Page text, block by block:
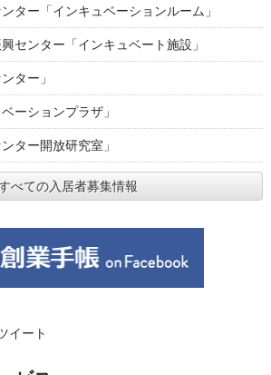
ター「インキュベーションルーム」
センター「インキュベート施設」
ター」
ーションプラザ」
ター開放研究室」
べての入居者募集情報
イート